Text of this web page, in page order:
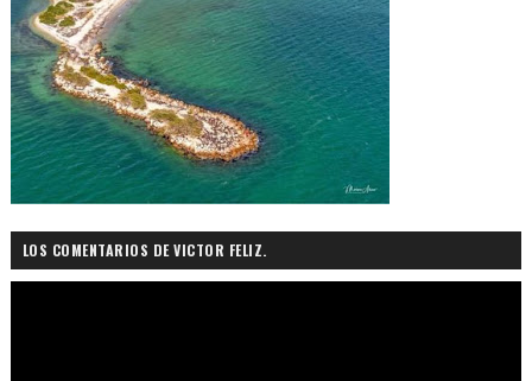
LOS COMENTARIOS DE VICTOR FELIZ.